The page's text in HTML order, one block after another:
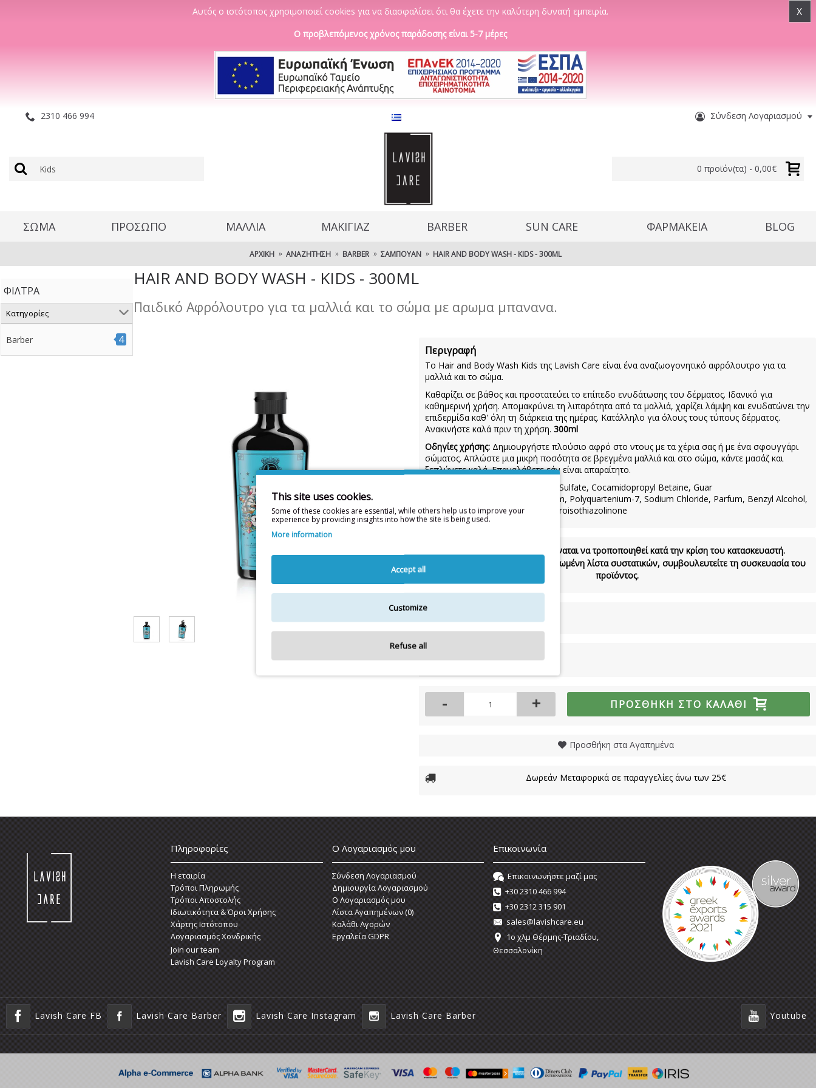
Αυτός ο ιστότοπος χρησιμοποιεί cookies για να διασφαλίσει ότι θα έχετε την καλύτερη δυνατή εμπειρία. X
Ο προβλεπόμενος χρόνος παράδοσης είναι 5-7 μέρες
2310 466 994 Σύνδεση Λογαριασμού
0 προϊόν(τα) - 0,00€
ΣΩΜΑ ΠΡΟΣΩΠΟ ΜΑΛΛΊΑ ΜΑΚΙΓΙΑΖ BARBER SUN CARE ΦΑΡΜΑΚΕΙΑ BLOG
ΑΡΧΙΚΉ ΑΝΑΖΉΤΗΣΗ BARBER ΣΑΜΠΟΥΆΝ HAIR AND BODY WASH - KIDS - 300ML
ΦΊΛΤΡΑ
Κατηγορίες
Barber 4
HAIR AND BODY WASH - KIDS - 300ML
Παιδικό Αφρόλουτρο για τα μαλλιά και το σώμα με αρωμα μπανανα.
Περιγραφή
Το Hair and Body Wash Kids της Lavish Care είναι ένα αναζωογονητικό αφρόλουτρο για τα
μαλλιά και το σώμα.
Καθαρίζει σε βάθος και προστατεύει το επίπεδο ενυδάτωσης του δέρματος. Ιδανικό για
καθημερινή χρήση. Απομακρύνει τη λιπαρότητα από τα μαλλιά, χαρίζει λάμψη και ενυδατώνει την
επιδερμίδα καθ' όλη τη διάρκεια της ημέρας. Κατάλληλο για όλους τους τύπους δέρματος.
Ανακινήστε καλά πριν τη χρήση. 300ml
Οδηγίες χρήσης:Δημιουργήστε πλούσιο αφρό στο ντους με τα χέρια σας ή με ένα σφουγγάρι
σώματος. Απλώστε μια μικρή ποσότητα σε βρεγμένα μαλλιά και στο σώμα, κάντε μασάζ και
ξεπλύνετε καλά. Επαναλάβετε εάν είναι απαραίτητο.
Aqua, Sodium Laureth Sulfate, Cocamidopropyl Betaine, Guar
Hydroxypropyltrimonium Chloridem, Polyquartenium-7, Sodium Chloride, Parfum, Benzyl Alcohol,
Methylisothiazolinone, Methylchloroisothiazolinone
Η λίστα συστατικών δύναται να τροποποιηθεί κατά την κρίση του κατασκευαστή.
Για την πιο πλήρη και ενημερωμένη λίστα συστατικών, συμβουλευτείτε τη συσκευασία του
προϊόντος.
7,90€
- + ΠΡΟΣΘΉΚΗ ΣΤΟ ΚΑΛΆΘΙ
Προσθήκη στα Αγαπημένα
Δωρεάν Μεταφορικά σε παραγγελίες άνω των 25€
Πληροφορίες
Η εταιρία
Τρόποι Πληρωμής
Τρόποι Αποστολής
Ιδιωτικότητα & Όροι Χρήσης
Χάρτης Ιστότοπου
Λογαριασμός Χονδρικής
Join our team
Lavish Care Loyalty Program
Ο Λογαριασμός μου
Σύνδεση Λογαριασμού
Δημιουργία Λογαριασμού
O Λογαριασμός μου
Λίστα Αγαπημένων (0)
Καλάθι Αγορών
Εργαλεία GDPR
Επικοινωνία
Επικοινωνήστε μαζί μας
+30 2310 466 994
+30 2312 315 901
sales@lavishcare.eu
1o χλμ Θέρμης-Τριαδίου,
Θεσσαλονίκη
Lavish Care FB Lavish Care Barber Lavish Care Instagram Lavish Care Barber Youtube
This site uses cookies.
Some of these cookies are essential, while others help us to improve your
experience by providing insights into how the site is being used.
More information
Accept all
Customize
Refuse all